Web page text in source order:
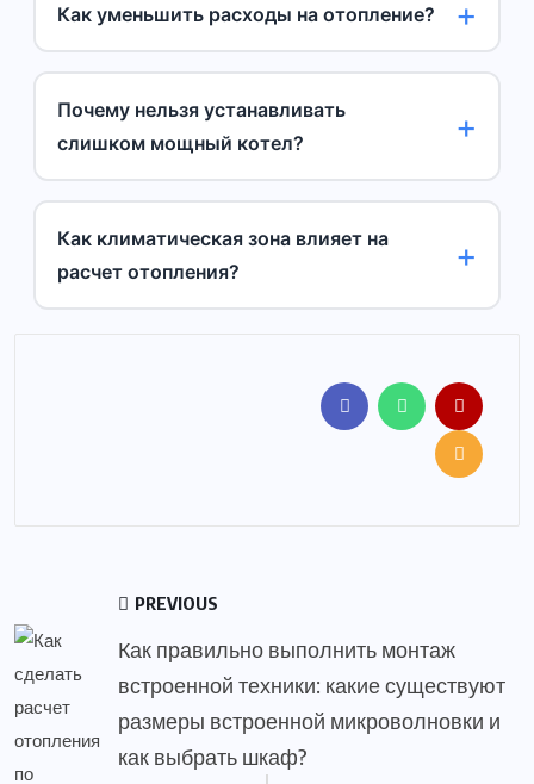
Как уменьшить расходы на отопление?
Почему нельзя устанавливать
слишком мощный котел?
Как климатическая зона влияет на
расчет отопления?
PREVIOUS
Как правильно выполнить монтаж
встроенной техники: какие существуют
размеры встроенной микроволновки и
как выбрать шкаф?